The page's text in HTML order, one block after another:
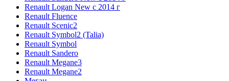
Renault Logan New с 2014 г
Renault Fluence
Renault Scenic2
Renault Symbol2 (Talia)
Renault Symbol
Renault Sandero
Renault Megane3
Renault Megane2